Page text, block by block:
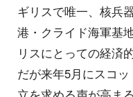
ギリスで唯一、核兵
港・クライド海軍基
リスにとっての経済
だが来年5月にスコ